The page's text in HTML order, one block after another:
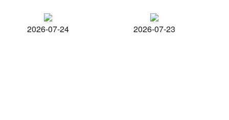
2026-07-24 2026-07-23